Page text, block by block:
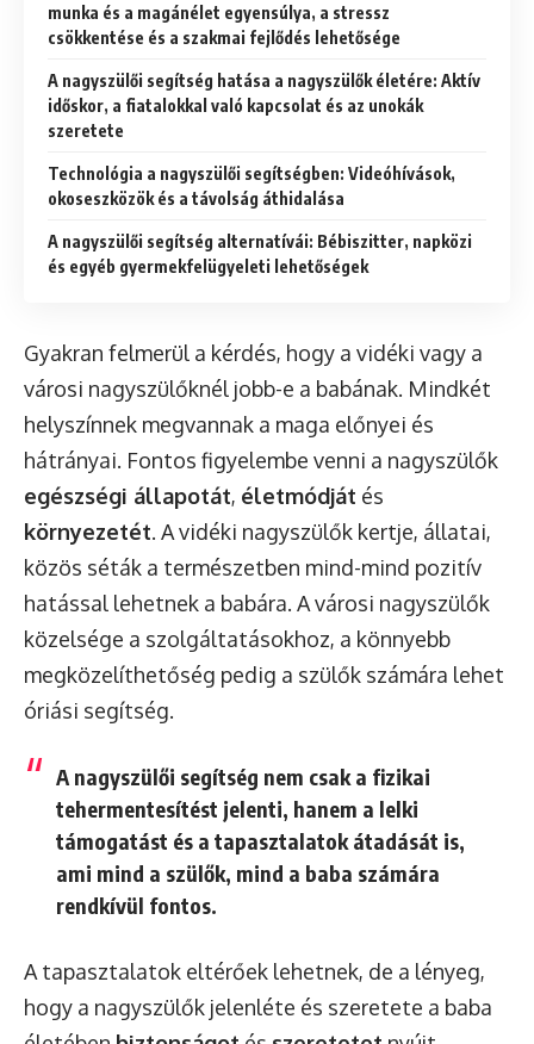
munka és a magánélet egyensúlya, a stressz
csökkentése és a szakmai fejlődés lehetősége
A nagyszülői segítség hatása a nagyszülők életére: Aktív
időskor, a fiatalokkal való kapcsolat és az unokák
szeretete
Technológia a nagyszülői segítségben: Videóhívások,
okoseszközök és a távolság áthidalása
A nagyszülői segítség alternatívái: Bébiszitter, napközi
és egyéb gyermekfelügyeleti lehetőségek
Gyakran felmerül a kérdés, hogy a vidéki vagy a
városi nagyszülőknél jobb-e a babának. Mindkét
helyszínnek megvannak a maga előnyei és
hátrányai. Fontos figyelembe venni a nagyszülők
egészségi állapotát, életmódját és
környezetét. A vidéki nagyszülők kertje, állatai,
közös séták a természetben mind-mind pozitív
hatással lehetnek a babára. A városi nagyszülők
közelsége a szolgáltatásokhoz, a könnyebb
megközelíthetőség pedig a szülők számára lehet
óriási segítség.
A nagyszülői segítség nem csak a fizikai
tehermentesítést jelenti, hanem a lelki
támogatást és a tapasztalatok átadását is,
ami mind a szülők, mind a baba számára
rendkívül fontos.
A tapasztalatok eltérőek lehetnek, de a lényeg,
hogy a nagyszülők jelenléte és szeretete a baba